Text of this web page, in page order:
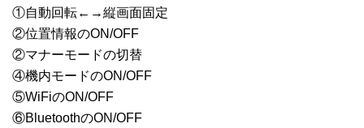
①自動回転←→縦画面固定
②位置情報のON/OFF
②マナーモードの切替
④機内モードのON/OFF
⑤WiFiのON/OFF
⑥BluetoothのON/OFF